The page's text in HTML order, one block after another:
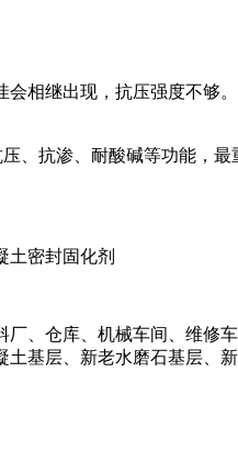
相继出现，抗压强度不够
、抗渗、耐酸碱等功能，
、仓库、机械车间、维修
基层、新老水磨石基层、新